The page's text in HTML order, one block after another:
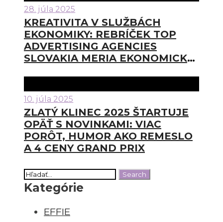
28. júla 2025
KREATIVITA V SLUŽBÁCH
EKONOMIKY: REBRÍČEK TOP
ADVERTISING AGENCIES
SLOVAKIA MERIA EKONOMICKÚ
10. júla 2025
ZLATÝ KLINEC 2025 ŠTARTUJE
OPÄŤ S NOVINKAMI: VIAC
PORÔT, HUMOR AKO REMESLO
A 4 CENY GRAND PRIX
Kategórie
EFFIE